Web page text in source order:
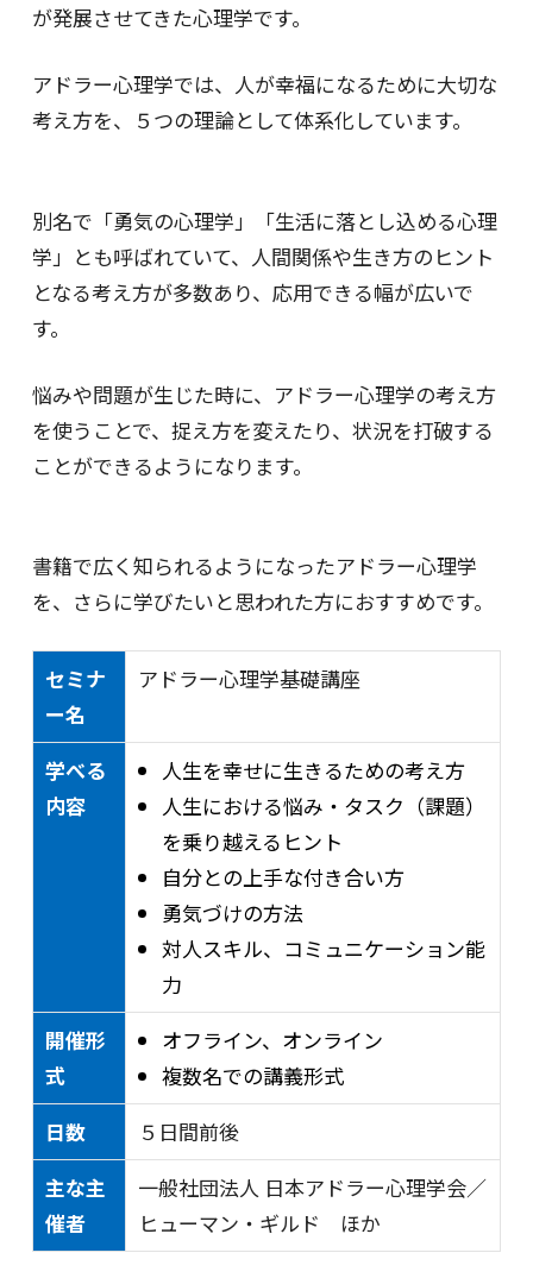
が発展させてきた心理学です。
アドラー心理学では、人が幸福になるために大切な
考え方を、５つの理論として体系化しています。
別名で「勇気の心理学」「生活に落とし込める心理
学」とも呼ばれていて、人間関係や生き方のヒント
となる考え方が多数あり、応用できる幅が広いで
す。
悩みや問題が生じた時に、アドラー心理学の考え方
を使うことで、捉え方を変えたり、状況を打破する
ことができるようになります。
書籍で広く知られるようになったアドラー心理学
を、さらに学びたいと思われた方におすすめです。
セミナ
ー名
アドラー心理学基礎講座
学べる
内容
人生を幸せに生きるための考え方
人生における悩み・タスク（課題）
を乗り越えるヒント
自分との上手な付き合い方
勇気づけの方法
対人スキル、コミュニケーション能
力
開催形
式
オフライン、オンライン
複数名での講義形式
日数
５日間前後
主な主
催者
一般社団法人 日本アドラー心理学会／
ヒューマン・ギルド ほか